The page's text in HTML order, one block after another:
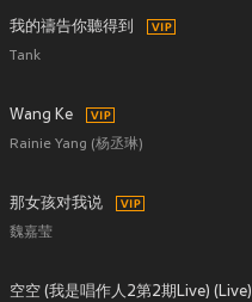
我的禱告你聽得到
Tank
Wang Ke
Rainie Yang (杨丞琳)
那女孩对我说
魏嘉莹
空空 (我是唱作人2第2期Live) (Live)